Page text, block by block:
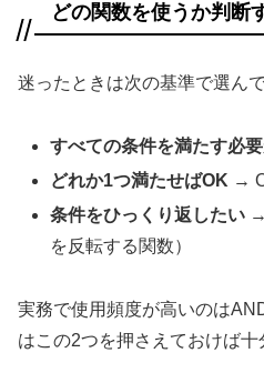
どの関数を使うか判断
迷ったときは次の基準で選ん
すべての条件を満たす必
どれか1つ満たせばOK →
条件をひっくり返したい
を反転する関数）
実務で使用頻度が高いのは
はこの2つを押さえておけば十